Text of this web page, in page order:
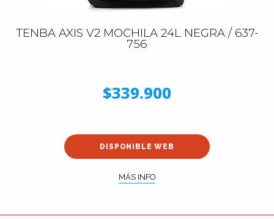
TENBA AXIS V2 MOCHILA 24L NEGRA / 637-
756
$339.900
DISPONIBLE WEB
MÁS INFO